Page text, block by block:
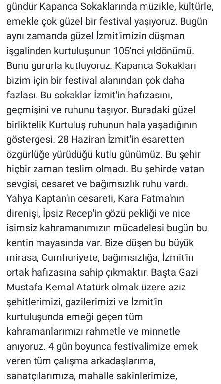
gündür Kapanca Sokaklarında müzikle, kültürle,
emekle çok güzel bir festival yaşıyoruz. Bugün
aynı zamanda güzel İzmit'imizin düşman
işgalinden kurtuluşunun 105'nci yıldönümü.
Bunu gururla kutluyoruz. Kapanca Sokakları
bizim için bir festival alanından çok daha
fazlası. Bu sokaklar İzmit'in hafızasını,
geçmişini ve ruhunu taşıyor. Buradaki güzel
birliktelik Kurtuluş ruhunun hala yaşadığının
göstergesi. 28 Haziran İzmit'in esaretten
özgürlüğe yürüdüğü kutlu günümüz. Bu şehir
hiçbir zaman teslim olmadı. Bu şehirde vatan
sevgisi, cesaret ve bağımsızlık ruhu vardı.
Yahya Kaptan'ın cesareti, Kara Fatma'nın
direnişi, İpsiz Recep'in gözü pekliği ve nice
isimsiz kahramanımızın mücadelesi bugün bu
kentin mayasında var. Bize düşen bu büyük
mirasa, Cumhuriyete, bağımsızlığa, İzmit'in
ortak hafızasına sahip çıkmaktır. Başta Gazi
Mustafa Kemal Atatürk olmak üzere aziz
şehitlerimizi, gazilerimizi ve İzmit'in
kurtuluşunda emeği geçen tüm
kahramanlarımızı rahmetle ve minnetle
anıyoruz. 4 gün boyunca festivalimize emek
veren tüm çalışma arkadaşlarıma,
sanatçılarımıza, mahalle sakinlerimize,